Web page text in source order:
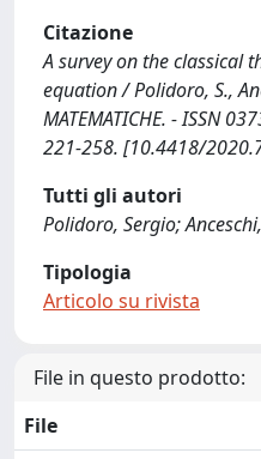
Citazione
A survey on the classical
equation / Polidoro, S.,
MATEMATICHE. - ISSN
221-258. [10.4418/
Tutti gli autori
Polidoro, Sergio;
Tipologia
Articolo su rivista
File in questo prodotto:
File